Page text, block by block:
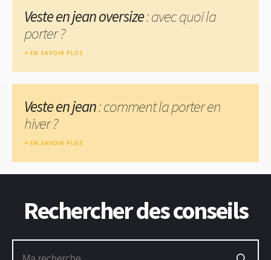
Veste en jean oversize: avec quoi la
porter ?
EN SAVOIR PLUS
Veste en jean: comment la porter en
hiver ?
EN SAVOIR PLUS
Rechercher des conseils